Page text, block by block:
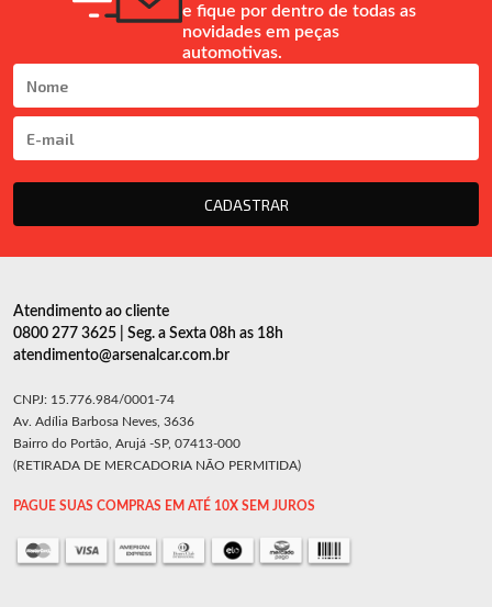
e fique por dentro de todas as
novidades em peças
automotivas.
CADASTRAR
Atendimento ao cliente
0800 277 3625 | Seg. a Sexta 08h as 18h
atendimento@arsenalcar.com.br
CNPJ: 15.776.984/0001-74
Av. Adília Barbosa Neves, 3636
Bairro do Portão, Arujá -SP, 07413-000
(RETIRADA DE MERCADORIA NÃO PERMITIDA)
PAGUE SUAS COMPRAS EM ATÉ 10X SEM JUROS